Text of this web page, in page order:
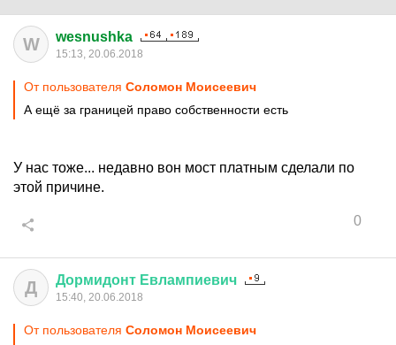
W wesnushka
15:13, 20.06.2018
От пользователя Соломон Моисеевич
А ещё за границей право собственности есть
У нас тоже... недавно вон мост платным сделали по
этой причине.
0
Д Дормидонт Евлампиевич
15:40, 20.06.2018
От пользователя Соломон Моисеевич